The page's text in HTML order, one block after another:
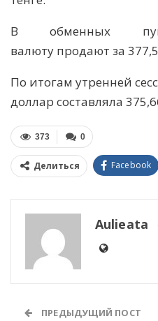
В обменных
валюту продают за
По итогам утренней
доллар составляла
0
373
Делиться Facebook
Aulieata
ПРЕДЫДУЩИЙ ПОСТ